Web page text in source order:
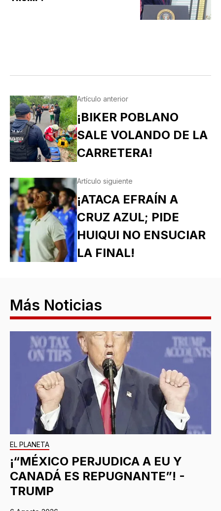
Artículo anterior
¡BIKER POBLANO
SALE VOLANDO DE LA
CARRETERA!
Artículo siguiente
¡ATACA EFRAÍN A
CRUZ AZUL; PIDE
HUIQUI NO ENSUCIAR
LA FINAL!
Más Noticias
EL PLANETA
¡“MÉXICO PERJUDICA A EU Y
CANADÁ ES REPUGNANTE”! -
TRUMP